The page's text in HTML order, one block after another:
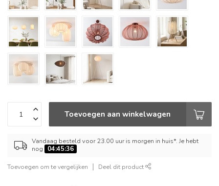
Toevoegen aan winkelwagen
Vandaag besteld voor 23.00 uur is morgen in huis*. Je hebt
nog
04:45:36
Toevoegen om te vergelijken Deel dit product